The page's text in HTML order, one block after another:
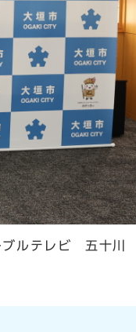
ブルテレビ 五